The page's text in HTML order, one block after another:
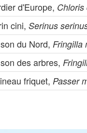
d'Europe, Chloris
cini,Serinus
du Nord, Fringilla
des arbres,
friquet, Passer